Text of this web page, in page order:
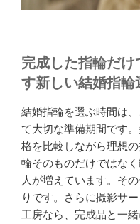
完成した指輪だ
す新しい結婚指輪
結婚指輪を選ぶ時間は
て大切な準備期間です
格を比較しながら理想
輪そのものだけではな
人が増えています。そ
りです。さらに撮影サ
工房なら、完成品と一